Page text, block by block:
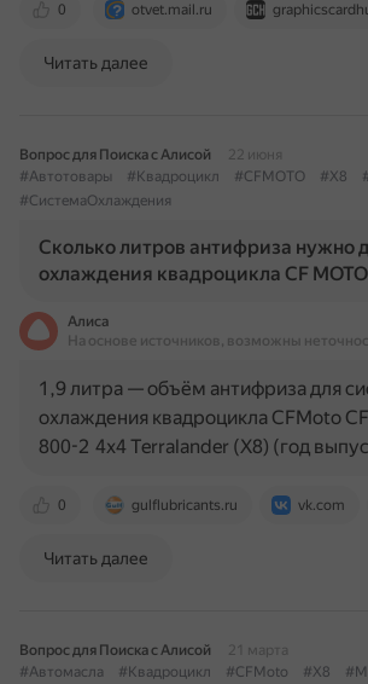
0 otvet.mail.ru
Читать далее
Вопрос для Поиска с Алисой
22 июня
#Автотовары
#Квадроцикл #CFMOTO #X8
#СистемаОхлаждения
Сколько литров антифриза нужно
охлаждения квадроцикла CF MOTO
Алиса
На основе источников, возможны
0 gulflubricants.ru vk.com
1,9 литра — объём антифриза для
охлаждения квадроцикла CFMoto
800-2 4x4 Terralander (X8) (год
Читать далее
Вопрос для Поиска с Алисой
21 марта
#Автомасла
#Квадроцикл #CFMoto #X8